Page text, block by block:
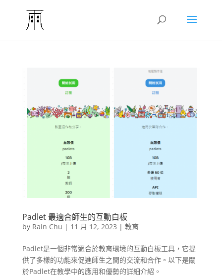
Padlet 最適合師生的互動白板
by Rain Chu | 11 月 12, 2023 | 教育
Padlet是一個非常適合於教育環境的互動白板工具，它提
供了多樣的功能來促進師生之間的交流和合作。以下是關
於Padlet在教學中的應用和優勢的詳細介紹。